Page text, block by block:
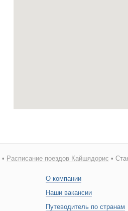
• Расписание поездов Кайшядорис •
О компании
Наши вакансии
Путеводитель по странам